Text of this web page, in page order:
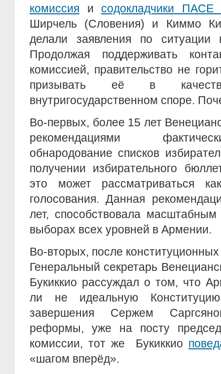
комиссия и содокладчики
Ширчель (Словения) и Киммо
делали заявления по ситуации
Продолжая поддерживать
комиссией, правительство не
призывать её в
внутригосударственном споре.
Во-первых, более 15 лет
рекомендациями
обнародование списков
получении избирательного
это может рассматриваться
голосования. Данная
лет, способствовала
выборах всех уровней в Армении.
Во-вторых, после
Генеральный секретарь
Букиккио рассуждал о том, что
ли не идеальную
завершения Сержем
реформы, уже на посту
комиссии, тот же Букиккио
«шагом вперёд».